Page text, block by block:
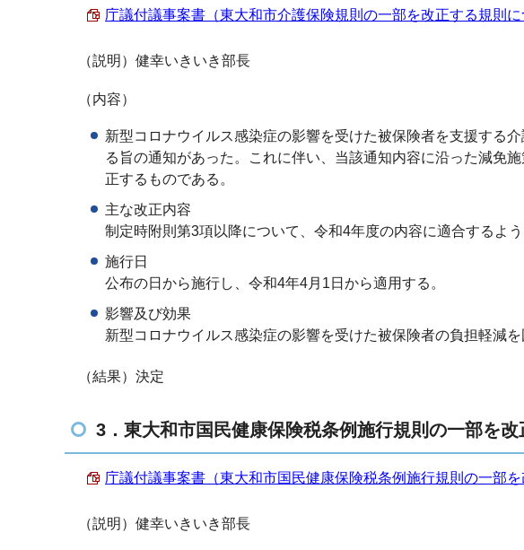
庁議付議事案書（東大和市介護保険規則の一部を改正する規則に
（説明）健幸いきいき部長
（内容）
新型コロナウイルス感染症の影響を受けた被保険者を支援する
る旨の通知があった。これに伴い、当該通知内容に沿った減免
正するものである。
主な改正内容
制定時附則第3項以降について、令和4年度の内容に適合するよう
施行日
公布の日から施行し、令和4年4月1日から適用する。
影響及び効果
新型コロナウイルス感染症の影響を受けた被保険者の負担軽減を
（結果）決定
3．東大和市国民健康保険税条例施行規則の一部を
庁議付議事案書（東大和市国民健康保険税条例施行規則の一部
（説明）健幸いきいき部長